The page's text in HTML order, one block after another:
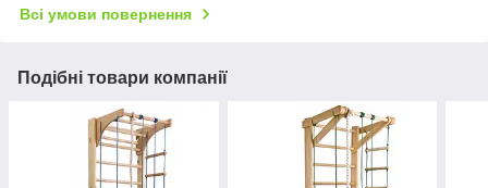
Всі умови повернення
Подібні товари компанії